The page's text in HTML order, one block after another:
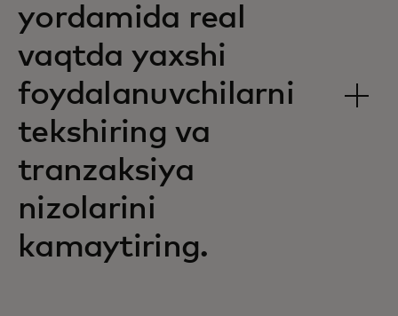
yordamida real
vaqtda yaxshi
foydalanuvchilarni
tekshiring va
tranzaksiya
nizolarini
kamaytiring.